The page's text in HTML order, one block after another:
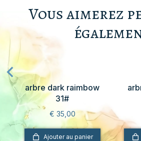
Vous aimerez
arbre dark raimbow
31#
€ 35,00
Ajouter au panier